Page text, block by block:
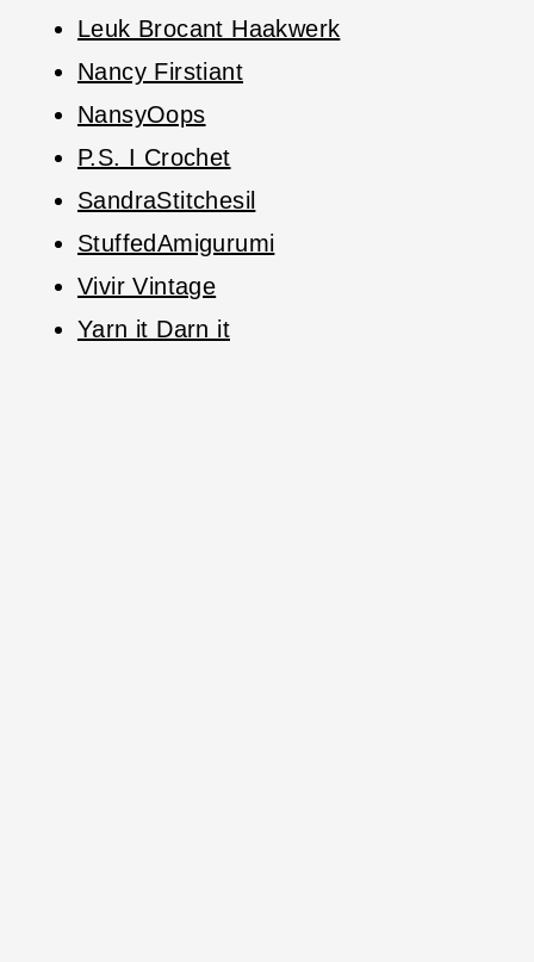
Leuk Brocant Haakwerk
Nancy Firstiant
NansyOops
P.S. I Crochet
SandraStitchesil
StuffedAmigurumi
Vivir Vintage
Yarn it Darn it